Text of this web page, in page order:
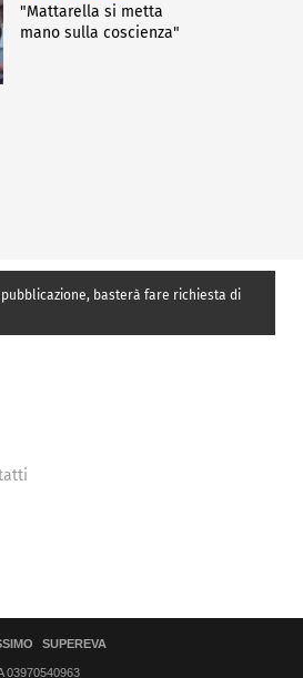
"Mattarella si metta
mano sulla coscienza"
basterà fare richiesta di
SUPEREVA
03970540963